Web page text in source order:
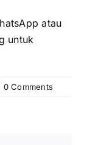
atau
untuk
0 Comments